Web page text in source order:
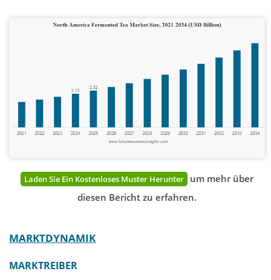
Laden Sie Ein Kostenloses Muster Herunter
um mehr über
diesen Bericht zu erfahren.
MARKTDYNAMIK
MARKTREIBER